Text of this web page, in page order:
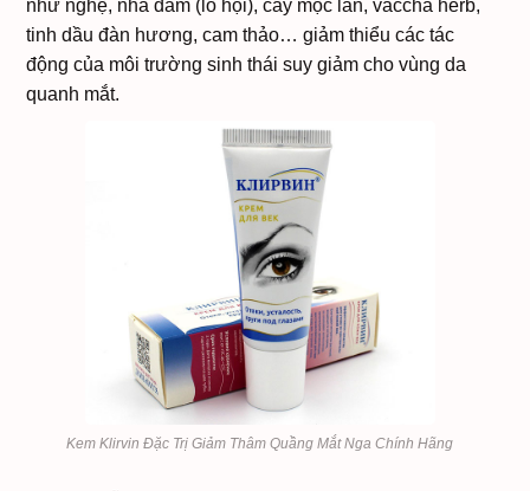
như nghệ, nha đam (lô hội), cây mộc lan, vaccha herb,
tinh dầu đàn hương, cam thảo… giảm thiểu các tác
động của môi trường sinh thái suy giảm cho vùng da
quanh mắt.
Kem Klirvin Đặc Trị Giảm Thâm Quầng Mắt Nga Chính Hãng